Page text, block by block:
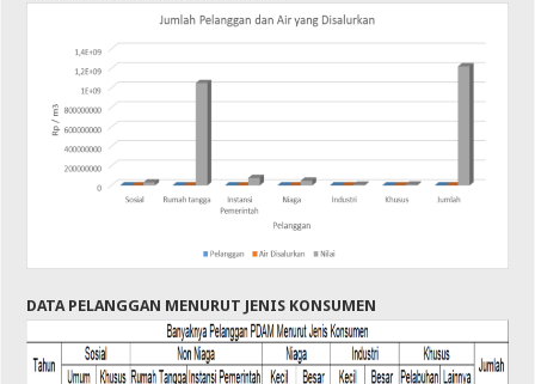
DATA PELANGGAN MENURUT JENIS KONSUMEN